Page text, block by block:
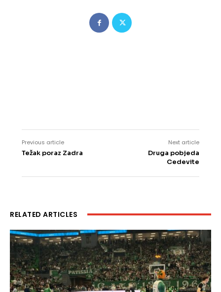
Previous article
Težak poraz Zadra
Next article
Druga pobjeda
Cedevite
RELATED ARTICLES